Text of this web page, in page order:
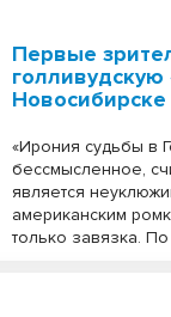
Первые
Новосибирске
«Ирония судьбы в
бессмысленное,
является
американским
только завязка.